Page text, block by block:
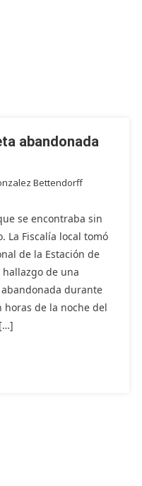
abandonada
Bettendorff
se encontraba sin
La Fiscalía local tomó
de la Estación de
hallazgo de una
durante
de la noche del